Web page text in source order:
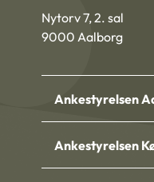
Nytorv 7, 2. sal
9000 Aalborg
Ankestyrelsen
Ankestyrelsen